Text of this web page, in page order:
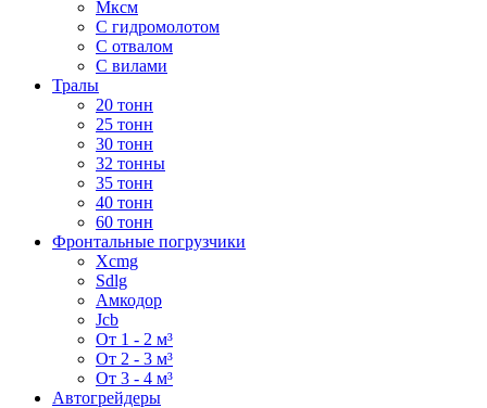
Мксм
С гидромолотом
С отвалом
С вилами
Тралы
20 тонн
25 тонн
30 тонн
32 тонны
35 тонн
40 тонн
60 тонн
Фронтальные погрузчики
Xcmg
Sdlg
Амкодор
Jcb
От 1 - 2 м³
От 2 - 3 м³
От 3 - 4 м³
Автогрейдеры